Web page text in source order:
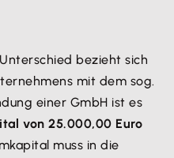
bezieht sich
mit dem sog.
einer GmbH ist es
von 25.000,00 Euro
muss in die